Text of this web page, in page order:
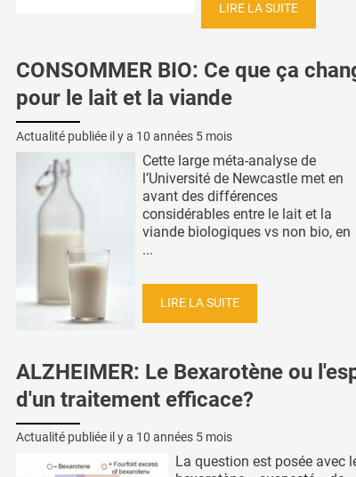
LIRE LA SUITE
CONSOMMER BIO: Ce que ça
pour le lait et la viande
Actualité publiée il y a 10 années 5 mois
Cette large méta-analyse de
l’Université de Newcastle met en
avant des différences
considérables entre le lait et la
viande biologiques vs non bio, en
...
LIRE LA SUITE
ALZHEIMER: Le Bexarotène ou
d'un traitement efficace?
Actualité publiée il y a 10 années 5 mois
La question est posée avec